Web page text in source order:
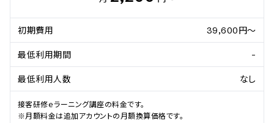
初期費用 39,600円～
最低利用期間 -
最低利用人数 なし
接客研修ｅラーニング講座の料金です。
※月額料金は追加アカウントの月額換算価格です。